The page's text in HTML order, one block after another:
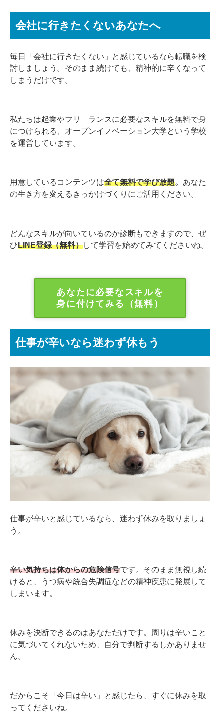
会社に行きたくないあなたへ
毎日「会社に行きたくない」と感じているなら転職を検
討しましょう。そのまま続けても、精神的に辛くなって
しまうだけです。
私たちは起業やフリーランスに必要なスキルを無料で身
につけられる、オープンイノベーション大学という学校
を運営しています。
用意しているコンテンツは全て無料で学び放題。 あなた
の生き方を変えるきっかけづくりにご活用ください。
どんなスキルが向いているのか診断もできますので、ぜ
ひLINE登録（無料）して学習を始めてみてくださいね。
あなたに必要なスキルを
身に付けてみる（無料）
仕事が辛いなら迷わず休もう
仕事が辛いと感じているなら、迷わず休みを取りましょ
う。
辛い気持ちは体からの危険信号です。そのまま無視し続
けると、うつ病や統合失調症などの精神疾患に発展して
しまいます。
休みを決断できるのはあなただけです。周りは辛いこと
に気づいてくれないため、自分で判断するしかありませ
ん。
だからこそ「今日は辛い」と感じたら、すぐに休みを取
ってくださいね。